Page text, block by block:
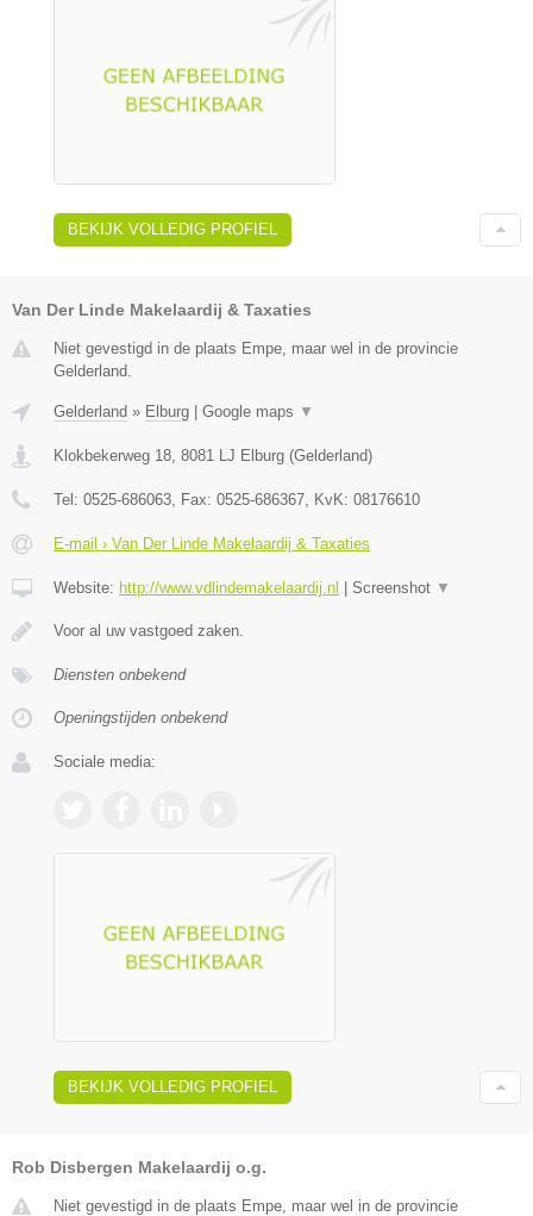
BEKIJK VOLLEDIG PROFIEL
Van Der Linde Makelaardij & Taxaties
Niet gevestigd in de plaats Empe, maar wel in de provincie
Gelderland.
Gelderland » Elburg Google maps ▼
Klokbekerweg 18 8081 LJ Elburg (Gelderland)
Tel: 0525-686063 , Fax: 0525-686367 , KvK: 08176610
E-mail › Van Der Linde Makelaardij & Taxaties
Website: http://www.vdlindemakelaardij.nl Screenshot ▼
Voor al uw vastgoed zaken.
Diensten onbekend
Openingstijden onbekend
Sociale media:
BEKIJK VOLLEDIG PROFIEL
Rob Disbergen Makelaardij o.g.
Niet gevestigd in de plaats Empe, maar wel in de provincie